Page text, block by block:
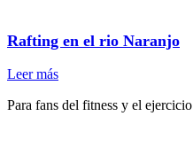
Rafting en el rio Naranjo
Leer más
Para fans del fitness y el ejercicio